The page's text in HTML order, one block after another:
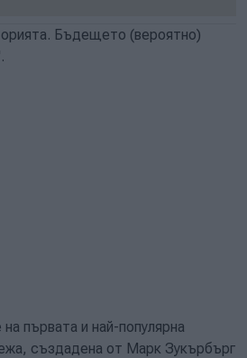
Бъдещето (вероятно)
първата и най-популярна
създадена от Марк Зукърбърг